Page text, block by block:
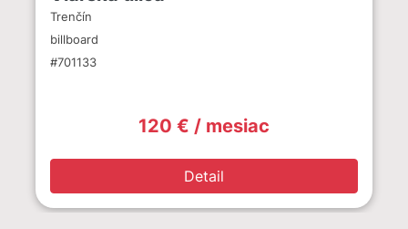
Trenčín
billboard
#701133
120 € / mesiac
Detail